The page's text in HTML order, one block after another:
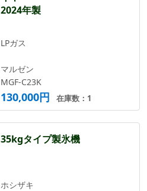
2024年製
LPガス
マルゼン
MGF-C23K
130,000円 在庫数：1
35kgタイプ製氷機
ホシザキ